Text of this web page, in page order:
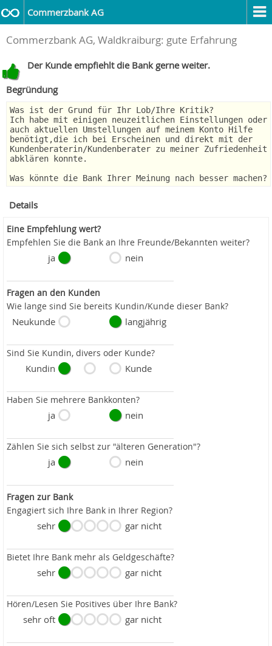
Commerzbank AG
Commerzbank AG, Waldkraiburg: gute Erfahrung
Der Kunde empfiehlt die Bank gerne weiter.
Begründung
Was ist der Grund für Ihr Lob/Ihre Kritik?
Ich habe mit einigen neuzeitlichen Einstellungen oder
auch aktuellen Umstellungen auf meinem Konto Hilfe
benötigt,die ich bei Erscheinen und direkt mit der
Kundenberaterin/Kundenberater zu meiner Zufriedenheit
abklären konnte.
Was könnte die Bank Ihrer Meinung nach besser machen?
Details
Eine Empfehlung wert?
Empfehlen Sie die Bank an Ihre Freunde/Bekannten weiter?
ja nein
Fragen an den Kunden
Wie lange sind Sie bereits Kundin/Kunde dieser Bank?
Neukunde langjährig
Sind Sie Kundin, divers oder Kunde?
Kundin Kunde
Haben Sie mehrere Bankkonten?
ja nein
Zählen Sie sich selbst zur "älteren Generation"?
ja nein
Fragen zur Bank
Engagiert sich Ihre Bank in Ihrer Region?
sehr gar nicht
Bietet Ihre Bank mehr als Geldgeschäfte?
sehr gar nicht
Hören/Lesen Sie Positives über Ihre Bank?
sehr oft gar nicht